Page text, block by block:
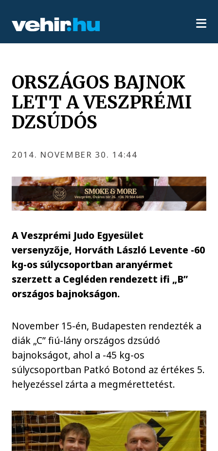
ORSZÁGOS BAJNOK
LETT A VESZPRÉMI
DZSÚDÓS
2014. NOVEMBER 30. 14:44
A Veszprémi Judo Egyesület
versenyzője, Horváth László Levente -60
kg-os súlycsoportban aranyérmet
szerzett a Cegléden rendezett ifi „B”
országos bajnokságon.
November 15-én, Budapesten rendezték a
diák „C” fiú-lány országos dzsúdó
bajnokságot, ahol a -45 kg-os
súlycsoportban Patkó Botond az értékes 5.
helyezéssel zárta a megmérettetést.